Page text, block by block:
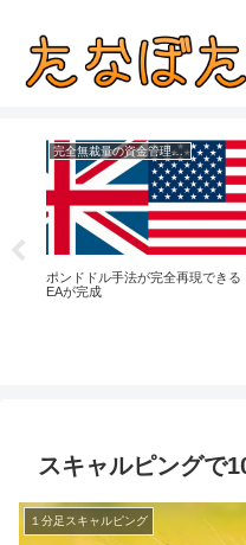
完全無裁量の資金管理FX
ポンドドル手法が完全再現できる
EAが完成
スキャルピング
１分足スキャルピング